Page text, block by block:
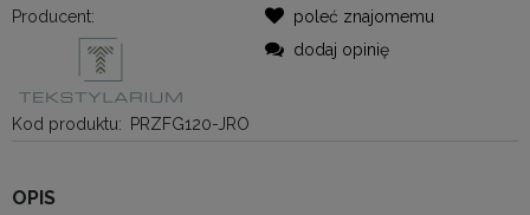
Producent:
Kod produktu: PRZFG120-JRO
poleć znajomemu
dodaj opinię
OPIS